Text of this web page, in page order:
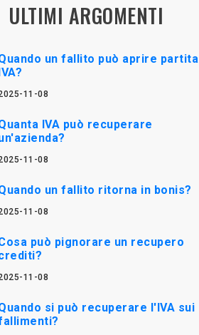
ULTIMI ARGOMENTI
un fallito può aprire partita
11-08
IVA può recuperare
11-08
un fallito ritorna in bonis?
11-08
può pignorare un recupero
11-08
si può recuperare l'IVA sui